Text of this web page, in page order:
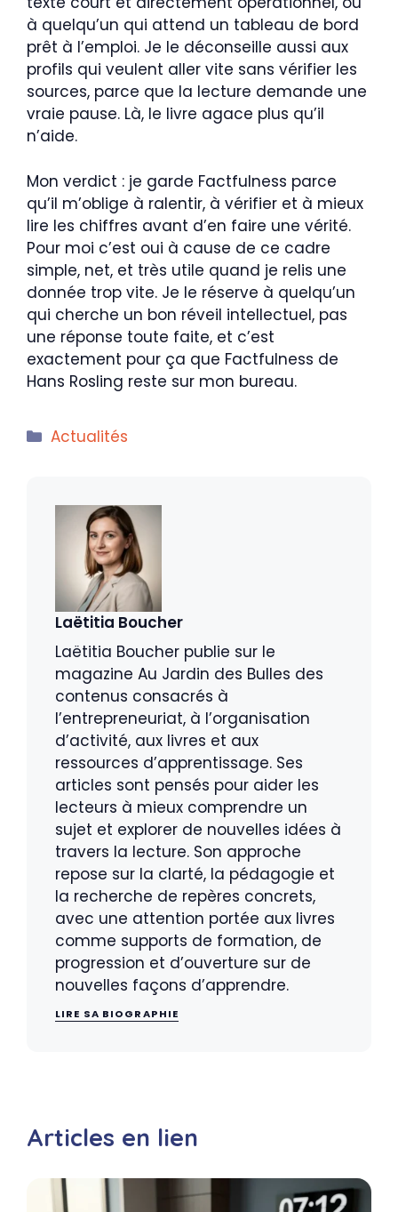
à quelqu’un qui attend un tableau de bord
prêt à l’emploi. Je le déconseille aussi aux
profils qui veulent aller vite sans vérifier les
sources, parce que la lecture demande une
vraie pause. Là, le livre agace plus qu’il
n’aide.
Mon verdict : je garde Factfulness parce
qu’il m’oblige à ralentir, à vérifier et à mieux
lire les chiffres avant d’en faire une vérité.
Pour moi c’est oui à cause de ce cadre
simple, net, et très utile quand je relis une
donnée trop vite. Je le réserve à quelqu’un
qui cherche un bon réveil intellectuel, pas
une réponse toute faite, et c’est
exactement pour ça que Factfulness de
Hans Rosling reste sur mon bureau.
Catégories
Actualités
Laëtitia Boucher
Laëtitia Boucher publie sur le
magazine Au Jardin des Bulles des
contenus consacrés à
l’entrepreneuriat, à l’organisation
d’activité, aux livres et aux
ressources d’apprentissage. Ses
articles sont pensés pour aider les
lecteurs à mieux comprendre un
sujet et explorer de nouvelles idées à
travers la lecture. Son approche
repose sur la clarté, la pédagogie et
la recherche de repères concrets,
avec une attention portée aux livres
comme supports de formation, de
progression et d’ouverture sur de
nouvelles façons d’apprendre.
LIRE SA BIOGRAPHIE
Articles en lien